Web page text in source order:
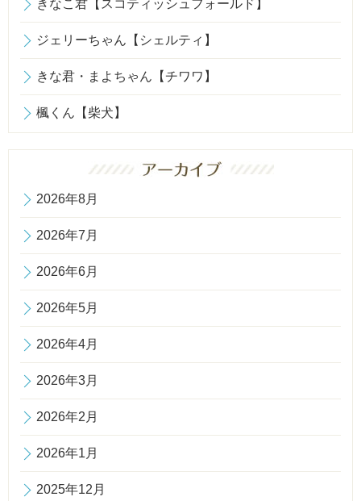
きなこ君【スコティッシュフォールド】
ジェリーちゃん【シェルティ】
きな君・まよちゃん【チワワ】
楓くん【柴犬】
2026年8月
2026年7月
2026年6月
2026年5月
2026年4月
2026年3月
2026年2月
2026年1月
2025年12月